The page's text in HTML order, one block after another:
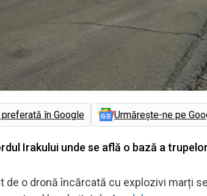
în Google Urmărește-ne pe
Irakului unde se află o bază a
de o dronă încărcată cu explozivi marți